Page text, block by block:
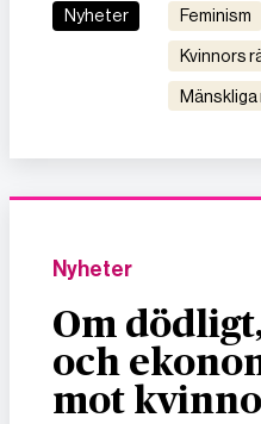
Nyheter feminism
kvinnors
Nyheter
Om
och
mot